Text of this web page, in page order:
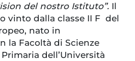
del nostro Istituto”. Il
vinto dalla classe II F del
nato in
la Facoltà di Scienze
dell’Università